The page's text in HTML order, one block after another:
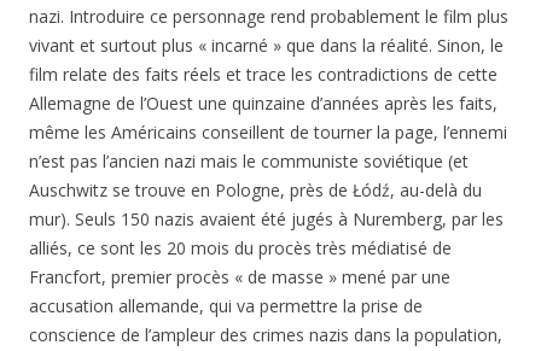
nazi. Introduire ce personnage rend probablement le film plus
vivant et surtout plus « incarné » que dans la réalité. Sinon, le
film relate des faits réels et trace les contradictions de cette
Allemagne de l’Ouest une quinzaine d’années après les faits,
même les Américains conseillent de tourner la page, l’ennemi
n’est pas l’ancien nazi mais le communiste soviétique (et
Auschwitz se trouve en Pologne, près de Łódź, au-delà du
mur). Seuls 150 nazis avaient été jugés à Nuremberg, par les
alliés, ce sont les 20 mois du procès très médiatisé de
Francfort, premier procès « de masse » mené par une
accusation allemande, qui va permettre la prise de
conscience de l’ampleur des crimes nazis dans la population,